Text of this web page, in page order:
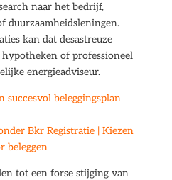
naar het bedrijf,
duurzaamheidsleningen.
kan dat desastreuze
of professioneel
energieadviseur.
succesvol beleggingsplan
Bkr Registratie | Kiezen
beleggen
tot een forse stijging van